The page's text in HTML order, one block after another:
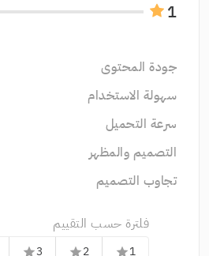
1
جودة المحتوى
سهولة الاستخدام
سرعة التحميل
التصميم والمظهر
تجاوب التصميم
فلترة حسب التقييم
1
star
2
star
3
star